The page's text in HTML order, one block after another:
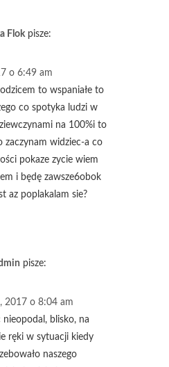
Flok pisze:
o 6:49 am
to wspaniałe to
co spotyka ludzi w
na 100%i to
zaczynam widziec-a co
pokaze zycie wiem
i będę zawsze6obok
az poplakalam sie?
pisze:
2017 o 8:04 am
nieopodal, blisko, na
ręki w sytuacji kiedy
naszego